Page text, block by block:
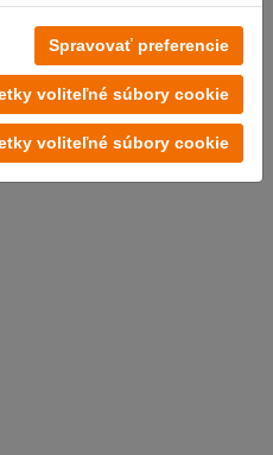
Spravovať preferencie
voliteľné súbory cookie
voliteľné súbory cookie
Obchodné podmienky